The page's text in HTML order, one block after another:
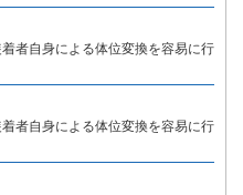
者自身による体位変換を容易に行
者自身による体位変換を容易に行